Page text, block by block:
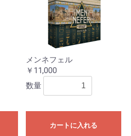
メンネフェル
￥11,000
数量
カートに入れる